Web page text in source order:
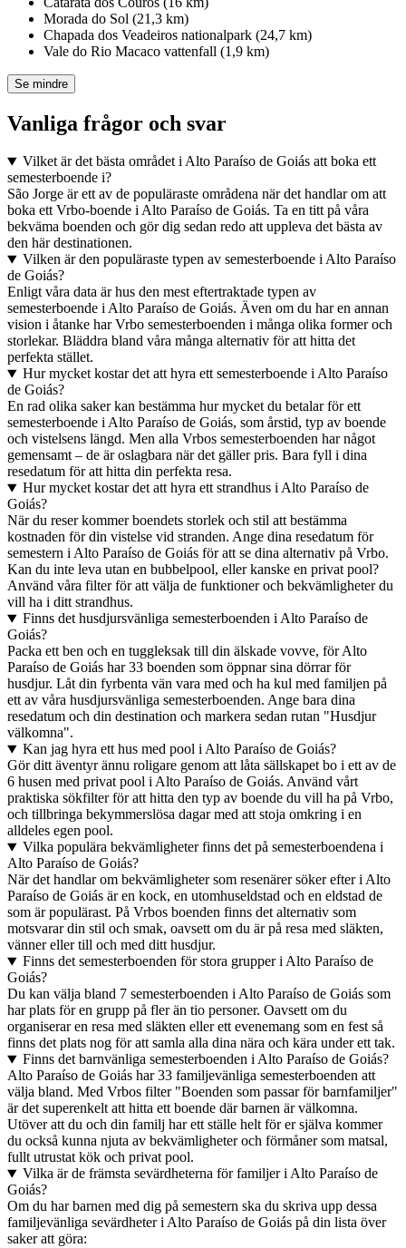
Morada do Sol (21,3 km)
Chapada dos Veadeiros nationalpark (24,7 km)
Vale do Rio Macaco vattenfall (1,9 km)
Se mindre
Vanliga frågor och svar
Vilket är det bästa området i Alto Paraíso de Goiás att boka ett
semesterboende i?
São Jorge är ett av de populäraste områdena när det handlar om att
boka ett Vrbo-boende i Alto Paraíso de Goiás. Ta en titt på våra
bekväma boenden och gör dig sedan redo att uppleva det bästa av
den här destinationen.
Vilken är den populäraste typen av semesterboende i Alto Paraíso
de Goiás?
Enligt våra data är hus den mest eftertraktade typen av
semesterboende i Alto Paraíso de Goiás. Även om du har en annan
vision i åtanke har Vrbo semesterboenden i många olika former och
storlekar. Bläddra bland våra många alternativ för att hitta det
perfekta stället.
Hur mycket kostar det att hyra ett semesterboende i Alto Paraíso
de Goiás?
En rad olika saker kan bestämma hur mycket du betalar för ett
semesterboende i Alto Paraíso de Goiás, som årstid, typ av boende
och vistelsens längd. Men alla Vrbos semesterboenden har något
gemensamt – de är oslagbara när det gäller pris. Bara fyll i dina
resedatum för att hitta din perfekta resa.
Hur mycket kostar det att hyra ett strandhus i Alto Paraíso de
Goiás?
När du reser kommer boendets storlek och stil att bestämma
kostnaden för din vistelse vid stranden. Ange dina resedatum för
semestern i Alto Paraíso de Goiás för att se dina alternativ på Vrbo.
Kan du inte leva utan en bubbelpool, eller kanske en privat pool?
Använd våra filter för att välja de funktioner och bekvämligheter du
vill ha i ditt strandhus.
Finns det husdjursvänliga semesterboenden i Alto Paraíso de
Goiás?
Packa ett ben och en tuggleksak till din älskade vovve, för Alto
Paraíso de Goiás har 33 boenden som öppnar sina dörrar för
husdjur. Låt din fyrbenta vän vara med och ha kul med familjen på
ett av våra husdjursvänliga semesterboenden. Ange bara dina
resedatum och din destination och markera sedan rutan "Husdjur
välkomna".
Kan jag hyra ett hus med pool i Alto Paraíso de Goiás?
Gör ditt äventyr ännu roligare genom att låta sällskapet bo i ett av de
6 husen med privat pool i Alto Paraíso de Goiás. Använd vårt
praktiska sökfilter för att hitta den typ av boende du vill ha på Vrbo,
och tillbringa bekymmerslösa dagar med att stoja omkring i en
alldeles egen pool.
Vilka populära bekvämligheter finns det på semesterboendena i
Alto Paraíso de Goiás?
När det handlar om bekvämligheter som resenärer söker efter i Alto
Paraíso de Goiás är en kock, en utomhuseldstad och en eldstad de
som är populärast. På Vrbos boenden finns det alternativ som
motsvarar din stil och smak, oavsett om du är på resa med släkten,
vänner eller till och med ditt husdjur.
Finns det semesterboenden för stora grupper i Alto Paraíso de
Goiás?
Du kan välja bland 7 semesterboenden i Alto Paraíso de Goiás som
har plats för en grupp på fler än tio personer. Oavsett om du
organiserar en resa med släkten eller ett evenemang som en fest så
finns det plats nog för att samla alla dina nära och kära under ett tak.
Finns det barnvänliga semesterboenden i Alto Paraíso de Goiás?
Alto Paraíso de Goiás har 33 familjevänliga semesterboenden att
välja bland. Med Vrbos filter "Boenden som passar för barnfamiljer"
är det superenkelt att hitta ett boende där barnen är välkomna.
Utöver att du och din familj har ett ställe helt för er själva kommer
du också kunna njuta av bekvämligheter och förmåner som matsal,
fullt utrustat kök och privat pool.
Vilka är de främsta sevärdheterna för familjer i Alto Paraíso de
Goiás?
Om du har barnen med dig på semestern ska du skriva upp dessa
familjevänliga sevärdheter i Alto Paraíso de Goiás på din lista över
saker att göra: